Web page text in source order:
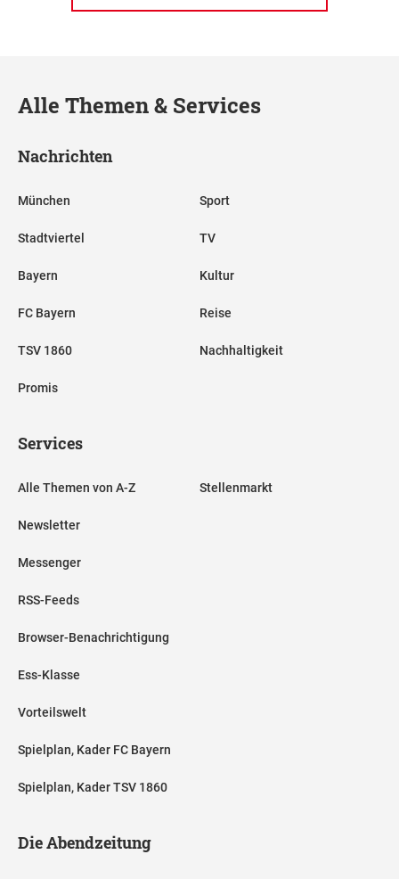
Alle Themen & Services
Nachrichten
München
Stadtviertel
Bayern
FC Bayern
TSV 1860
Promis
Sport
TV
Kultur
Reise
Nachhaltigkeit
Services
Alle Themen von A-Z
Newsletter
Messenger
RSS-Feeds
Browser-Benachrichtigung
Ess-Klasse
Vorteilswelt
Spielplan, Kader FC Bayern
Spielplan, Kader TSV 1860
Stellenmarkt
Die Abendzeitung